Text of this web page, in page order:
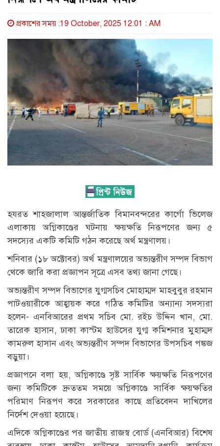
প্রকাশের সময় :19 October, 2025 12:01 : AM
হযরত শাহজালাল আন্তর্জাতিক বিমানবন্দরের কার্গো ভিলেজ
এলাকায় অগ্নিকাণ্ডের ঘটনায় ক্ষয়ক্ষতি নিরূপণের জন্য ৫
সদস্যের একটি কমিটি গঠন করেছে অর্থ মন্ত্রণালয়।
শনিবার (১৮ অক্টোবর) অর্থ মন্ত্রণালয়ের অভ্যন্তরীণ সম্পদ বিভাগ
থেকে জারি করা প্রজ্ঞাপন সূত্রে এসব তথ্য জানা গেছে।
অভ্যন্তরীণ সম্পদ বিভাগের যুগ্মসচিব মোহাম্মদ মাহবুবুর রহমান
পাটওয়ারীকে আহ্বায়ক করে গঠিত কমিটির অন্যান্য সদস্যরা
হলেন- এনবিআরের প্রথম সচিব মো. রইচ উদ্দিন খান, মো.
তারেক হাসান, ঢাকা কাস্টম হাউসের যুগ্ম কমিশনার মুহাম্মদ
কামরুল হাসান এবং অভ্যন্তরীণ সম্পদ বিভাগের উপসচিব পঙ্কজ
বড়ুয়া।
প্রজ্ঞাপনে বলা হয়, অগ্নিকাণ্ডে সৃষ্ট সার্বিক ক্ষয়ক্ষতি নিরূপণের
জন্য কমিটিকে দ্রুততম সময়ে অগ্নিকাণ্ডে সার্বিক ক্ষয়ক্ষতির
পরিমাণ নিরূপণ করে সরকারের কাছে প্রতিবেদন দাখিলের
নির্দেশ দেওয়া হয়েছে।
এদিকে অগ্নিকাণ্ডের পর জাতীয় রাজস্ব বোর্ড (এনবিআর) বিশেষ